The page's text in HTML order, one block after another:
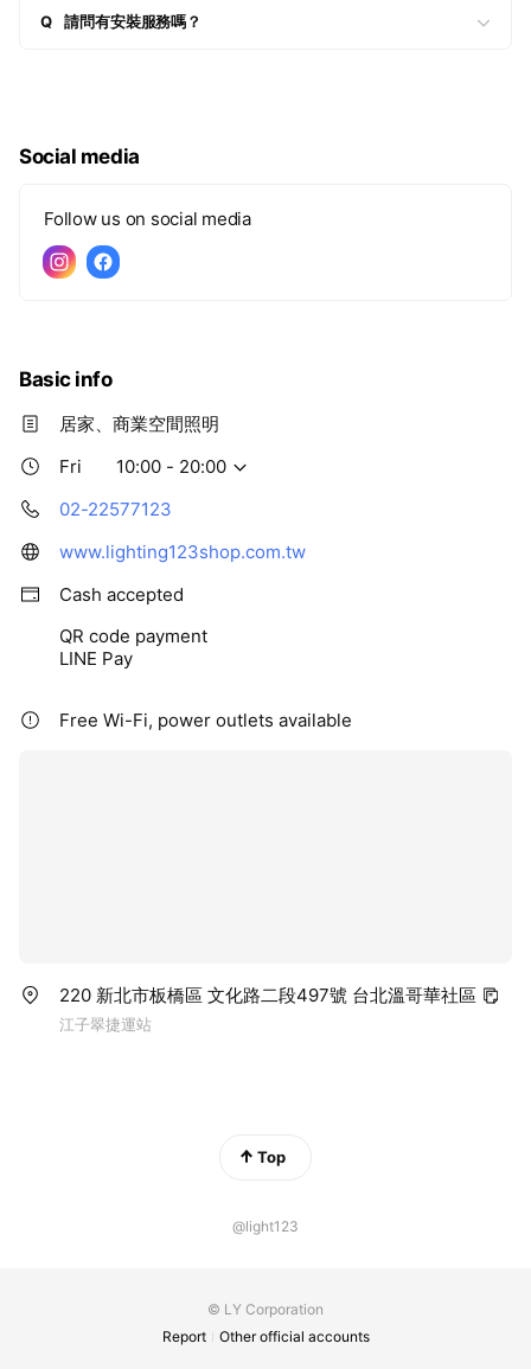
Q 請問有安裝服務嗎？
Social media
Follow us on social media
Basic info
居家、商業空間照明
Fri
10:00 - 20:00
02-22577123
www.lighting123shop.com.tw
Cash accepted
QR code payment
LINE Pay
Free Wi-Fi, power outlets available
220 新北市板橋區 文化路二段497號 台北溫哥華社區
江子翠捷運站
Top
@light123
© LY Corporation
Report
Other official accounts